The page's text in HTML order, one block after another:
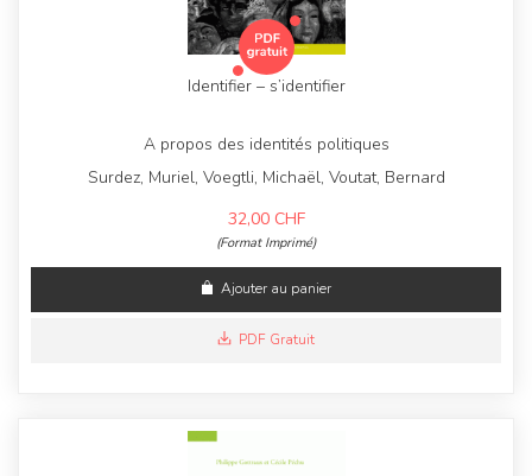
Identifier – s’identifier
A propos des identités politiques
Surdez, Muriel, Voegtli, Michaël, Voutat, Bernard
32,00 CHF
(Format Imprimé)
Ajouter au panier
PDF Gratuit